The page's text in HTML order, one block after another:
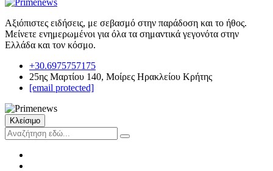
Αξιόπιστες ειδήσεις, με σεβασμό στην παράδοση και το ήθος.
Μείνετε ενημερωμένοι για όλα τα σημαντικά γεγονότα στην
Ελλάδα και τον κόσμο.
+30.6975757175
25ης Μαρτίου 140, Μοίρες Ηρακλείου Κρήτης
[email protected]
Κλείσιμο